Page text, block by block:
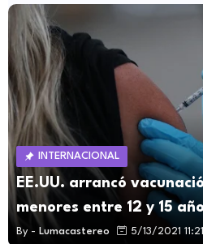
INTERNACIONAL
EE.UU. arrancó
menores entre 12 y 15
By - Lumacastereo 5/13/2021